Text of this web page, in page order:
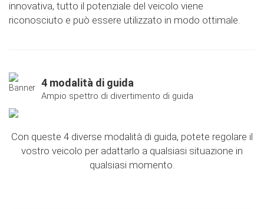
innovativa, tutto il potenziale del veicolo viene
riconosciuto e può essere utilizzato in modo ottimale.
4 modalità di guida
Ampio spettro di divertimento di guida
Con queste 4 diverse modalità di guida, potete regolare il
vostro veicolo per adattarlo a qualsiasi situazione in
qualsiasi momento.